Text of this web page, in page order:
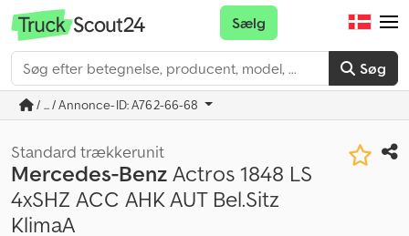
Søg
Sælg
/ ... / Annonce-ID: A762-66-68
Standard trækkerunit
Mercedes-BenzActros 1848 LS
4xSHZ ACC AHK AUT Bel.Sitz
KlimaA